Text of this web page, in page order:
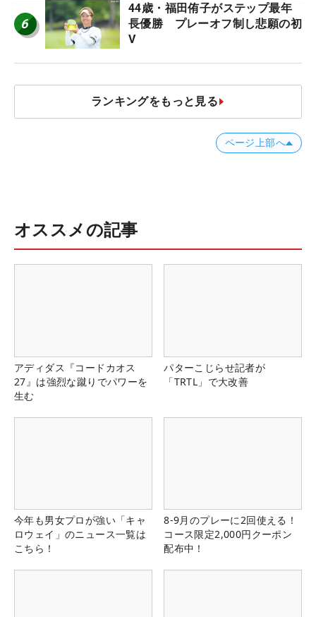
6
44歳・福田侑子がステップ最年
長優勝 プレーオフ制し悲願の初
V
ランキングをもっと見る
ページ上部へ
オススメの記事
アディダス『コードカオス
27』は強烈な蹴りでパワーを
生む
パターこじらせ記者が
「TRTL」で大改善
今年も男女プロが強い「キャ
ロウェイ」のニュース一覧は
こちら！
8-9月のプレーに2回使える！
コース限定2,000円クーポン
配布中！